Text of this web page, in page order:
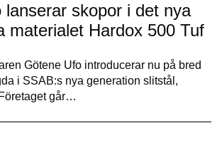
lanserar skopor i det nya
materialet Hardox 500 Tuf
Götene Ufo introducerar nu på bred
i SSAB:s nya generation slitstål,
går…